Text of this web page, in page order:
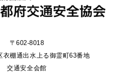
〒602-8018
衣棚通出水上る御霊町63番地
交通安全会館